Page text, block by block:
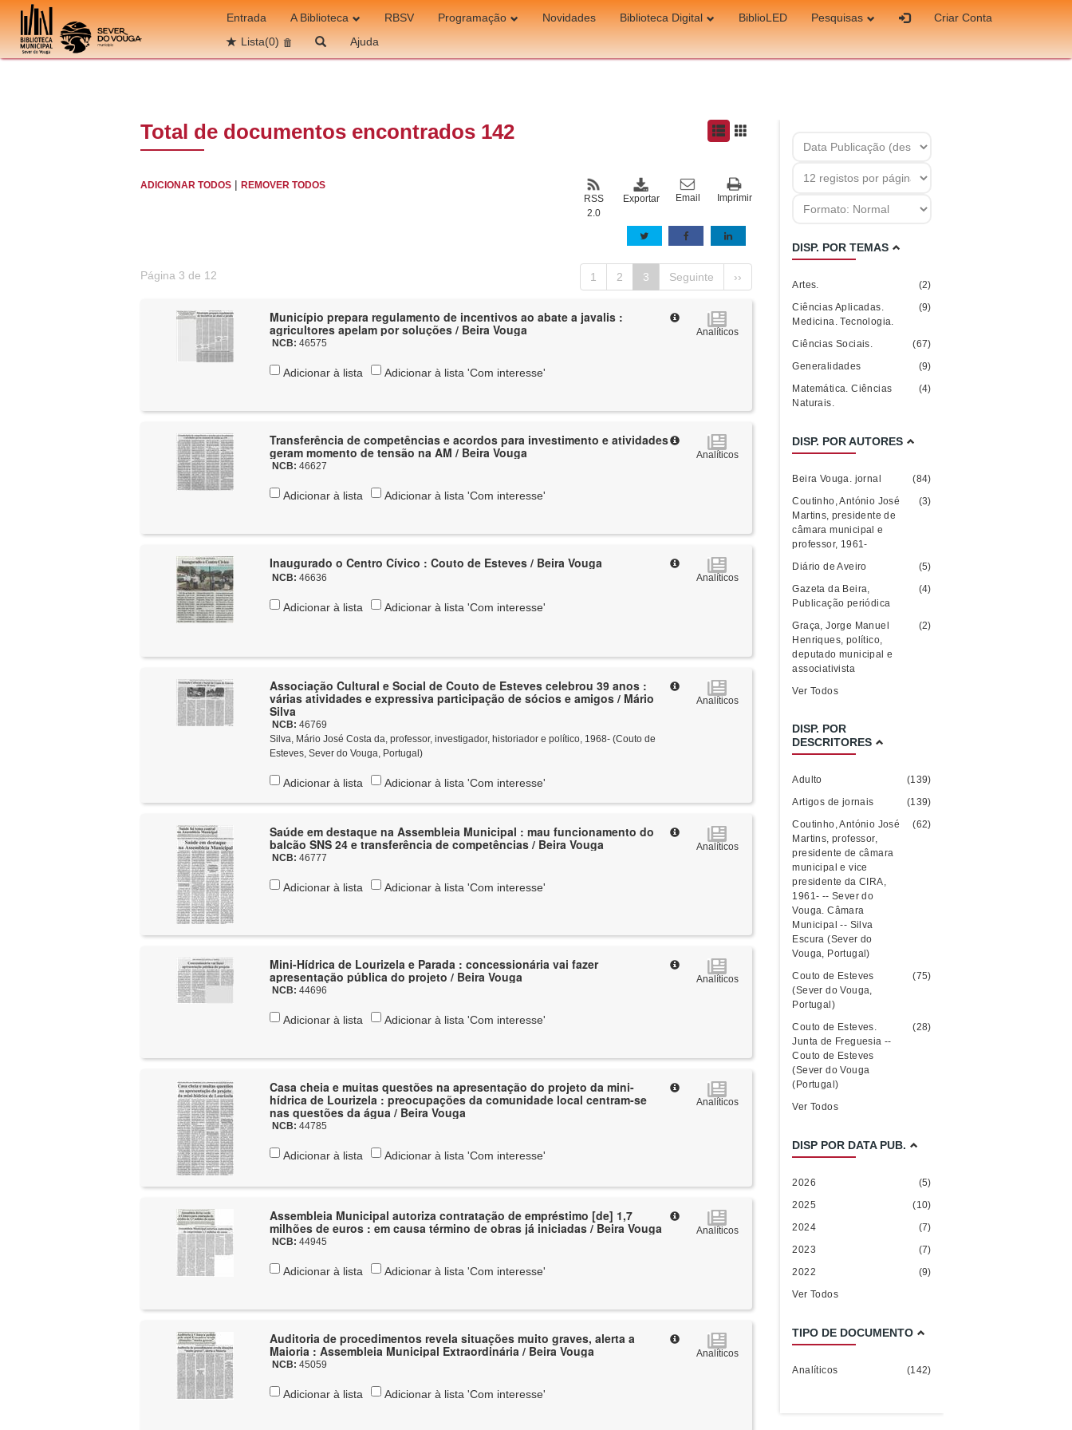
Ir para o conteúdo
Entrada A Biblioteca RBSV Programação Novidades Biblioteca Digital BiblioLED Pesquisas
Criar Conta
Lista(0) Ajuda
Total de documentos encontrados 142
ADICIONAR TODOS |REMOVER TODOS
Imprimir
Email
Exportar
RSS
2.0
Página 3 de 12 1 2 3 Seguinte ››
Município prepara regulamento de incentivos ao abate a javalis :
agricultores apelam por soluções / Beira Vouga
NCB:46575
Analíticos
Adicionar à lista Adicionar à lista 'Com interesse'
Transferência de competências e acordos para investimento e atividades
geram momento de tensão na AM / Beira Vouga
NCB:46627
Analíticos
Adicionar à lista Adicionar à lista 'Com interesse'
Inaugurado o Centro Cívico : Couto de Esteves / Beira Vouga
NCB:46636 Analíticos
Adicionar à lista Adicionar à lista 'Com interesse'
Associação Cultural e Social de Couto de Esteves celebrou 39 anos :
várias atividades e expressiva participação de sócios e amigos / Mário
Silva
NCB:46769
Silva, Mário José Costa da, professor, investigador, historiador e político, 1968- (Couto de
Esteves, Sever do Vouga, Portugal)
Analíticos
Adicionar à lista Adicionar à lista 'Com interesse'
Saúde em destaque na Assembleia Municipal : mau funcionamento do
balcão SNS 24 e transferência de competências / Beira Vouga
NCB:46777
Analíticos
Adicionar à lista Adicionar à lista 'Com interesse'
Mini-Hídrica de Lourizela e Parada : concessionária vai fazer
apresentação pública do projeto / Beira Vouga
NCB:44696
Analíticos
Adicionar à lista Adicionar à lista 'Com interesse'
Casa cheia e muitas questões na apresentação do projeto da mini-
hídrica de Lourizela : preocupações da comunidade local centram-se
nas questões da água / Beira Vouga
NCB:44785
Analíticos
Adicionar à lista Adicionar à lista 'Com interesse'
Assembleia Municipal autoriza contratação de empréstimo [de] 1,7
milhões de euros : em causa término de obras já iniciadas / Beira Vouga
NCB:44945
Analíticos
Adicionar à lista Adicionar à lista 'Com interesse'
Auditoria de procedimentos revela situações muito graves, alerta a
Maioria : Assembleia Municipal Extraordinária / Beira Vouga
NCB:45059
Analíticos
Adicionar à lista Adicionar à lista 'Com interesse'
DISP. POR TEMAS
Artes.
(2)
Ciências Aplicadas.
Medicina. Tecnologia.
(9)
Ciências Sociais.
(67)
Generalidades
(9)
Matemática. Ciências
Naturais.
(4)
DISP. POR AUTORES
Beira Vouga. jornal
(84)
Coutinho, António José
Martins, presidente de
câmara municipal e
professor, 1961-
(3)
Diário de Aveiro
(5)
Gazeta da Beira,
Publicação periódica
(4)
Graça, Jorge Manuel
Henriques, político,
deputado municipal e
associativista
(2)
Ver Todos
DISP. POR
DESCRITORES
Adulto
(139)
Artigos de jornais
(139)
Coutinho, António José
Martins, professor,
presidente de câmara
municipal e vice
presidente da CIRA,
1961- -- Sever do
Vouga. Câmara
Municipal -- Silva
Escura (Sever do
Vouga, Portugal)
(62)
Couto de Esteves
(Sever do Vouga,
Portugal)
(75)
Couto de Esteves.
Junta de Freguesia --
Couto de Esteves
(Sever do Vouga
(Portugal)
(28)
Ver Todos
DISP POR DATA PUB.
2026
(5)
2025
(10)
2024
(7)
2023
(7)
2022
(9)
Ver Todos
TIPO DE DOCUMENTO
Analíticos (142)